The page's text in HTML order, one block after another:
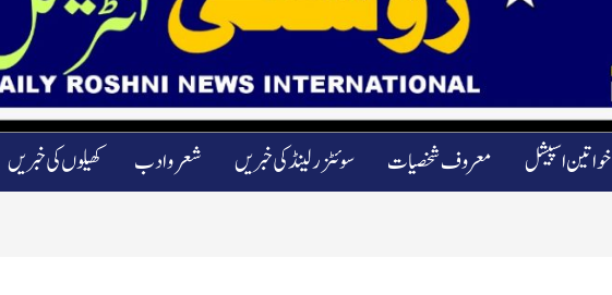
کھیلوں کی خبریں شعرو ادب سوئٹزرلینڈ کی خبریں معروف شخصیات خواتین اسپیشل